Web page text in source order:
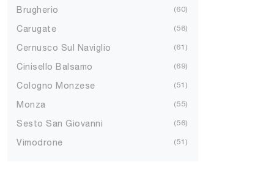
Brugherio 60
Carugate 58
Cernusco Sul Naviglio 61
Cinisello Balsamo 69
Cologno Monzese 51
Monza 55
Sesto San Giovanni 56
Vimodrone 51